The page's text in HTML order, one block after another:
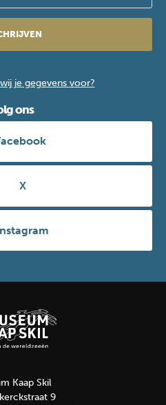
je gegevens voor?
ons
X
Kaap Skil
9